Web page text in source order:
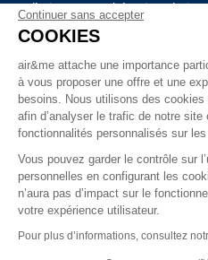
pollution, aromathérapie,
et de purification de l’air,
Copyright © 2025 – Tous droits
Continuer sans accepter
COOKIES
air&me attache une importance
à vous proposer une offre et une
besoins. Nous utilisons des
afin d’analyser le trafic de notre
fonctionnalités personnalisés sur
Vous pouvez garder le contrôle sur
personnelles en configurant les
n’aura pas d’impact sur le
votre expérience utilisateur.
Pour plus d’informations, consultez